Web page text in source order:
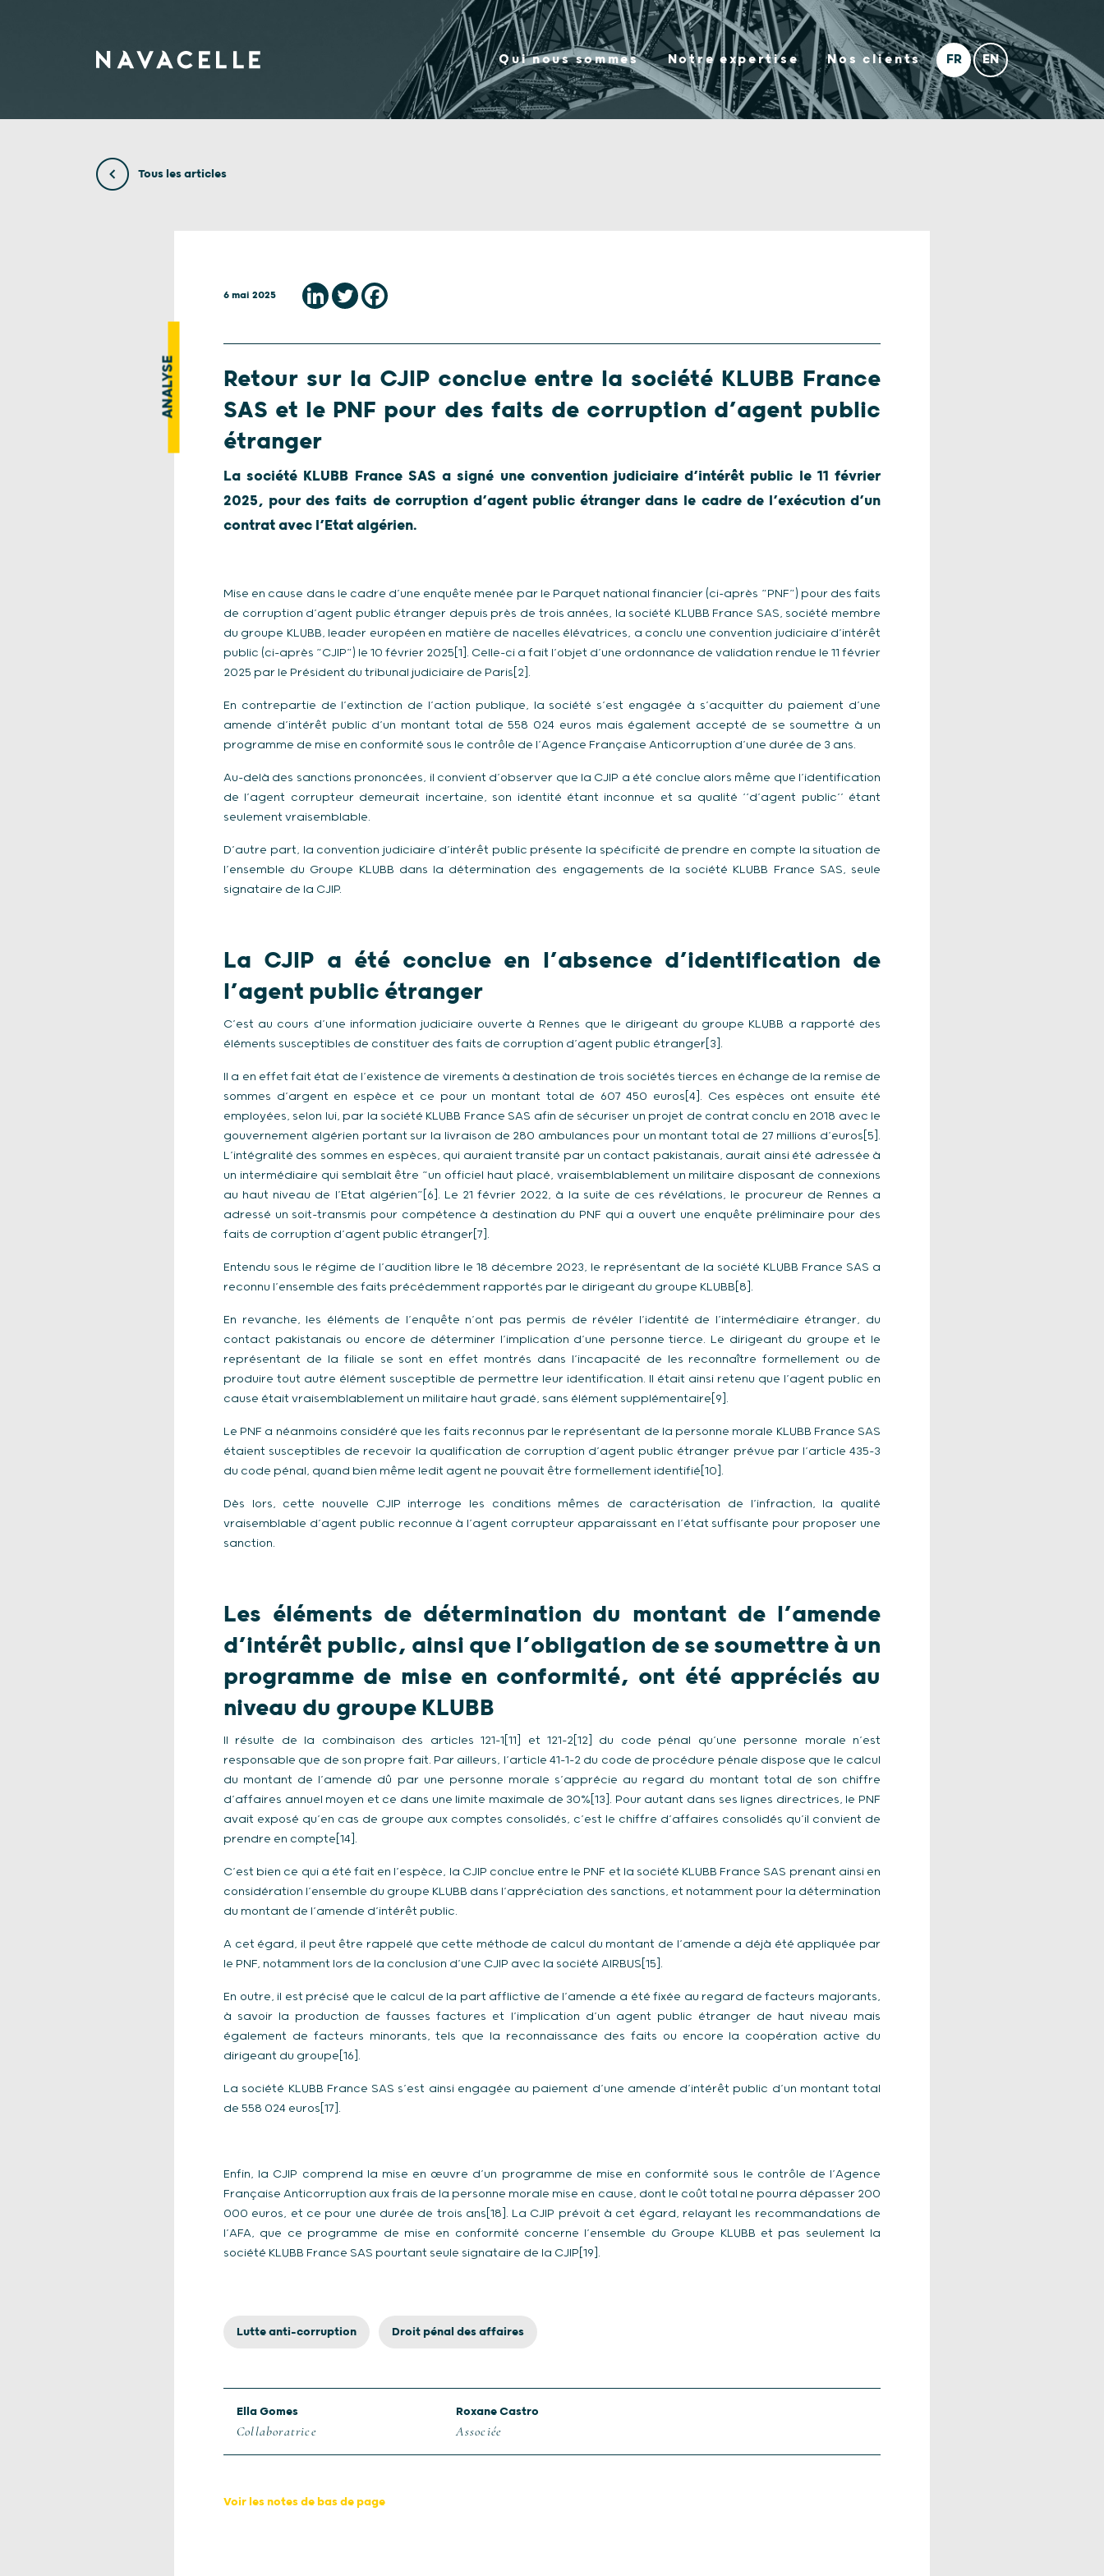
Qui nous sommes Notre expertise Nos clients
Tous les articles
ANALYSE
6 mai 2025
Retour sur la CJIP conclue entre la société KLUBB France
SAS et le PNF pour des faits de corruption d’agent public
étranger
La société KLUBB France SAS a signé une convention judiciaire d’intérêt public le 11 février
2025, pour des faits de corruption d’agent public étranger dans le cadre de l’exécution d’un
contrat avec l’Etat algérien.
Mise en cause dans le cadre d’une enquête menée par le Parquet national financier (ci-après “PNF”) pour des faits
de corruption d’agent public étranger depuis près de trois années, la société KLUBB France SAS, société membre
du groupe KLUBB, leader européen en matière de nacelles élévatrices, a conclu une convention judiciaire d’intérêt
public (ci-après “CJIP”) le 10 février 2025[1]. Celle-ci a fait l’objet d’une ordonnance de validation rendue le 11 février
2025 par le Président du tribunal judiciaire de Paris[2].
En contrepartie de l’extinction de l’action publique, la société s’est engagée à s’acquitter du paiement d’une
amende d’intérêt public d’un montant total de 558 024 euros mais également accepté de se soumettre à un
programme de mise en conformité sous le contrôle de l’Agence Française Anticorruption d’une durée de 3 ans.
Au-delà des sanctions prononcées, il convient d’observer que la CJIP a été conclue alors même que l’identification
de l’agent corrupteur demeurait incertaine, son identité étant inconnue et sa qualité ‘‘d’agent public’’ étant
seulement vraisemblable.
D’autre part, la convention judiciaire d’intérêt public présente la spécificité de prendre en compte la situation de
l’ensemble du Groupe KLUBB dans la détermination des engagements de la société KLUBB France SAS, seule
signataire de la CJIP.
La CJIP a été conclue en l’absence d’identification de
l’agent public étranger
C’est au cours d’une information judiciaire ouverte à Rennes que le dirigeant du groupe KLUBB a rapporté des
éléments susceptibles de constituer des faits de corruption d’agent public étranger[3].
Il a en effet fait état de l’existence de virements à destination de trois sociétés tierces en échange de la remise de
sommes d’argent en espèce et ce pour un montant total de 607 450 euros[4]. Ces espèces ont ensuite été
employées, selon lui, par la société KLUBB France SAS afin de sécuriser un projet de contrat conclu en 2018 avec le
gouvernement algérien portant sur la livraison de 280 ambulances pour un montant total de 27 millions d’euros[5].
L’intégralité des sommes en espèces, qui auraient transité par un contact pakistanais, aurait ainsi été adressée à
un intermédiaire qui semblait être “un officiel haut placé, vraisemblablement un militaire disposant de connexions
au haut niveau de l’Etat algérien”[6]. Le 21 février 2022, à la suite de ces révélations, le procureur de Rennes a
adressé un soit-transmis pour compétence à destination du PNF qui a ouvert une enquête préliminaire pour des
faits de corruption d’agent public étranger[7].
Entendu sous le régime de l’audition libre le 18 décembre 2023, le représentant de la société KLUBB France SAS a
reconnu l’ensemble des faits précédemment rapportés par le dirigeant du groupe KLUBB[8].
En revanche, les éléments de l’enquête n’ont pas permis de révéler l’identité de l’intermédiaire étranger, du
contact pakistanais ou encore de déterminer l’implication d’une personne tierce. Le dirigeant du groupe et le
représentant de la filiale se sont en effet montrés dans l’incapacité de les reconnaître formellement ou de
produire tout autre élément susceptible de permettre leur identification. Il était ainsi retenu que l’agent public en
cause était vraisemblablement un militaire haut gradé, sans élément supplémentaire[9].
Le PNF a néanmoins considéré que les faits reconnus par le représentant de la personne morale KLUBB France SAS
étaient susceptibles de recevoir la qualification de corruption d’agent public étranger prévue par l’article 435-3
du code pénal, quand bien même ledit agent ne pouvait être formellement identifié[10].
Dès lors, cette nouvelle CJIP interroge les conditions mêmes de caractérisation de l’infraction, la qualité
vraisemblable d’agent public reconnue à l’agent corrupteur apparaissant en l’état suffisante pour proposer une
sanction.
Les éléments de détermination du montant de l’amende
d’intérêt public, ainsi que l’obligation de se soumettre à un
programme de mise en conformité, ont été appréciés au
niveau du groupe KLUBB
Il résulte de la combinaison des articles 121-1[11] et 121-2[12] du code pénal qu’une personne morale n’est
responsable que de son propre fait. Par ailleurs, l’article 41-1-2 du code de procédure pénale dispose que le calcul
du montant de l’amende dû par une personne morale s’apprécie au regard du montant total de son chiffre
d’affaires annuel moyen et ce dans une limite maximale de 30%[13]. Pour autant dans ses lignes directrices, le PNF
avait exposé qu’en cas de groupe aux comptes consolidés, c’est le chiffre d’affaires consolidés qu’il convient de
prendre en compte[14].
C’est bien ce qui a été fait en l’espèce, la CJIP conclue entre le PNF et la société KLUBB France SAS prenant ainsi en
considération l’ensemble du groupe KLUBB dans l’appréciation des sanctions, et notamment pour la détermination
du montant de l’amende d’intérêt public.
A cet égard, il peut être rappelé que cette méthode de calcul du montant de l’amende a déjà été appliquée par
le PNF, notamment lors de la conclusion d’une CJIP avec la société AIRBUS[15].
En outre, il est précisé que le calcul de la part afflictive de l’amende a été fixée au regard de facteurs majorants,
à savoir la production de fausses factures et l’implication d’un agent public étranger de haut niveau mais
également de facteurs minorants, tels que la reconnaissance des faits ou encore la coopération active du
dirigeant du groupe[16].
La société KLUBB France SAS s’est ainsi engagée au paiement d’une amende d’intérêt public d’un montant total
de 558 024 euros[17].
Enfin, la CJIP comprend la mise en œuvre d’un programme de mise en conformité sous le contrôle de l’Agence
Française Anticorruption aux frais de la personne morale mise en cause, dont le coût total ne pourra dépasser 200
000 euros, et ce pour une durée de trois ans[18]. La CJIP prévoit à cet égard, relayant les recommandations de
l’AFA, que ce programme de mise en conformité concerne l’ensemble du Groupe KLUBB et pas seulement la
société KLUBB France SAS pourtant seule signataire de la CJIP[19].
Lutte anti-corruption Droit pénal des affaires
Ella Gomes
Collaboratrice
Roxane Castro
Associée
Voir les notes de bas de page